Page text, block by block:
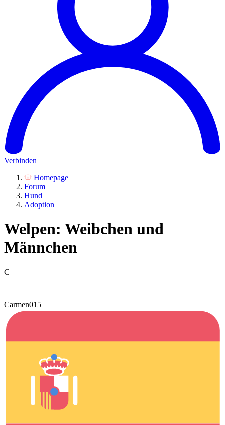
Verbinden
Homepage
Forum
Hund
Adoption
Welpen: Weibchen und
Männchen
C
Carmen015